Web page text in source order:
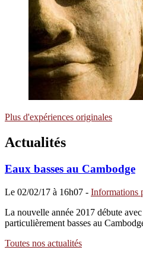
Plus d'expériences originales
Actualités
Eaux basses au Cambodge
Le 02/02/17 à 16h07 - Informations
La nouvelle année 2017 débute
particulièrement basses au
Toutes nos actualités